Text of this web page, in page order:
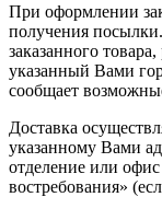
При оформлении
получения
заказанного
указанный Вами
сообщает
Доставка
указанному Вами
отделение или
востребования»